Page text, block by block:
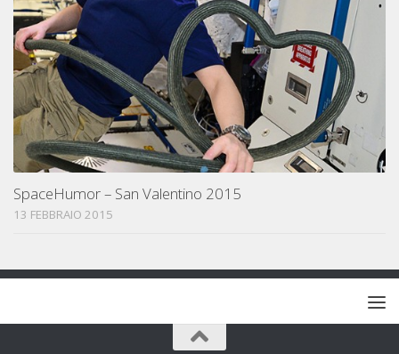
SpaceHumor – San Valentino 2015
13 FEBBRAIO 2015